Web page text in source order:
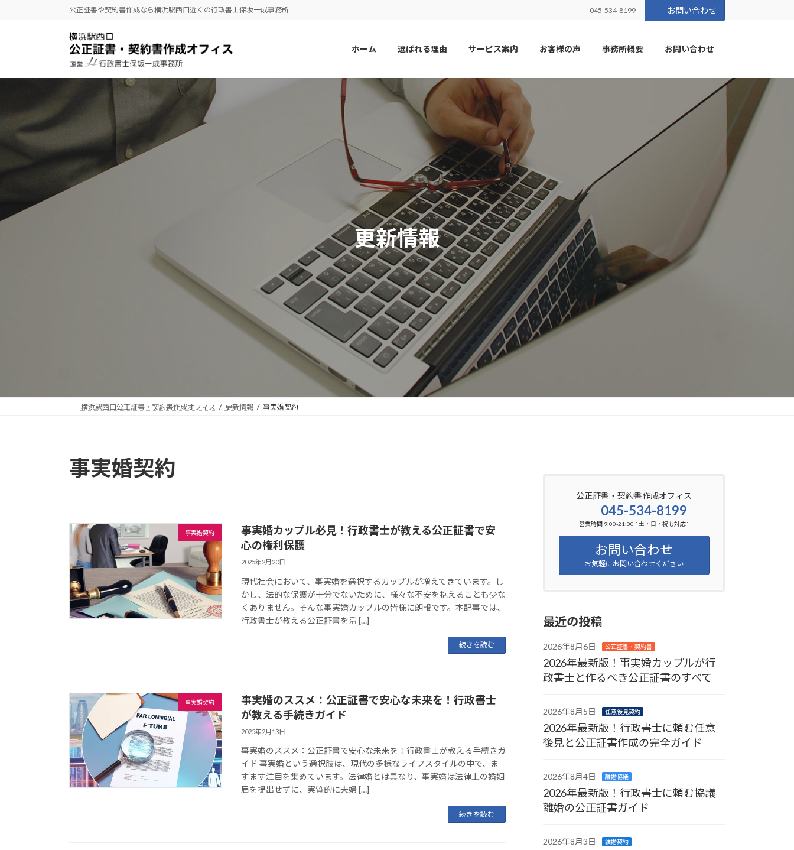
キ
に
公正証書や契約書作成なら横浜駅西口近くの行政書士保坂一成事務所 045-534-8199 お問い合わせ
ホーム 選ばれる理由 サービス案内 お客様の声 事務所概要 お問い合わせ
更新情報
横浜駅西口公正証書・契約書作成オフィス 更新情報 事実婚契約
事実婚契約
事実婚契約
事実婚カップル必見！行政書士が教える公正証書で安
心の権利保護
2025年2月20日
現代社会において、事実婚を選択するカップルが増えてきています。し
かし、法的な保護が十分でないために、様々な不安を抱えることも少な
くありません。そんな事実婚カップルの皆様に朗報です。本記事では、
行政書士が教える公正証書を活 […]
続きを読む
事実婚契約
事実婚のススメ：公正証書で安心な未来を！行政書士
が教える手続きガイド
2025年2月13日
事実婚のススメ：公正証書で安心な未来を！行政書士が教える手続きガ
イド 事実婚という選択肢は、現代の多様なライフスタイルの中で、ま
すます注目を集めています。法律婚とは異なり、事実婚は法律上の婚姻
届を提出せずに、実質的に夫婦 […]
続きを読む
公正証書・契約書作成オフィス
045-534-8199
営業時間 9:00-21:00 [ 土・日・祝も対応 ]
お問い合わせ
お気軽にお問い合わせください
最近の投稿
2026年8月6日 公正証書・契約書
2026年最新版！事実婚カップルが行
政書士と作るべき公正証書のすべて
2026年8月5日 任意後見契約
2026年最新版！行政書士に頼む任意
後見と公正証書作成の完全ガイド
2026年8月4日 離婚協議
2026年最新版！行政書士に頼む協議
離婚の公正証書ガイド
2026年8月3日 結婚契約